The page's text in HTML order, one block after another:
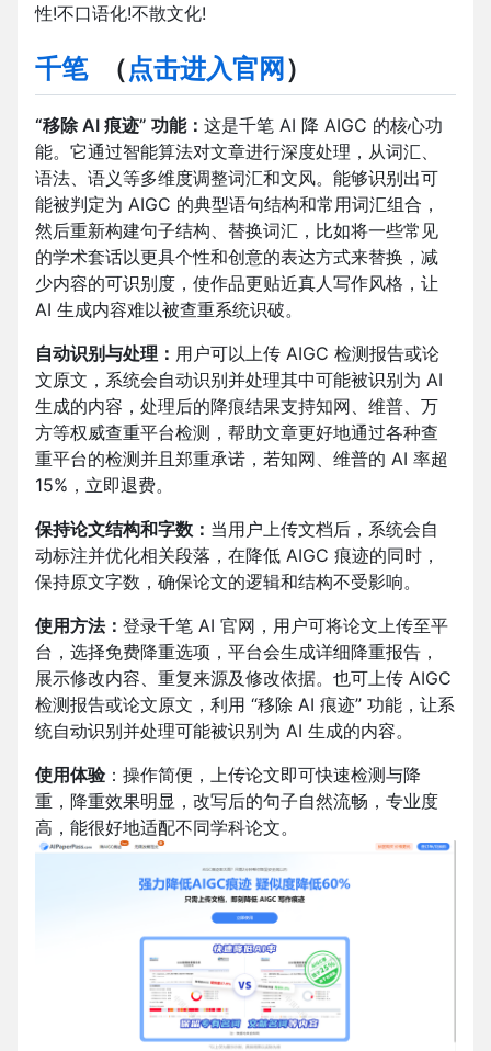
性!不口语化!不散文化!
千笔（点击进入官网 ）
“移除 AI 痕迹” 功能： 这是千笔 AI 降 AIGC 的核心功
能。它通过智能算法对文章进行深度处理，从词汇、
语法、语义等多维度调整词汇和文风。能够识别出可
能被判定为 AIGC 的典型语句结构和常用词汇组合，
然后重新构建句子结构、替换词汇，比如将一些常见
的学术套话以更具个性和创意的表达方式来替换，减
少内容的可识别度，使作品更贴近真人写作风格，让
AI 生成内容难以被查重系统识破。
自动识别与处理： 用户可以上传 AIGC 检测报告或论
文原文，系统会自动识别并处理其中可能被识别为 AI
生成的内容，处理后的降痕结果支持知网、维普、万
方等权威查重平台检测，帮助文章更好地通过各种查
重平台的检测并且郑重承诺，若知网、维普的 AI 率超
15%，立即退费。
保持论文结构和字数： 当用户上传文档后，系统会自
动标注并优化相关段落，在降低 AIGC 痕迹的同时，
保持原文字数，确保论文的逻辑和结构不受影响。
使用方法： 登录千笔 AI 官网， 用户可将论文上传至平
台，选择免费降重选项，平台会生成详细降重报告，
展示修改内容、重复来源及修改依据。也可上传 AIGC
检测报告或论文原文，利用 “移除 AI 痕迹” 功能，让系
统自动识别并处理可能被识别为 AI 生成的内容。
使用体验：操作简便，上传论文即可快速检测与降
重，降重效果明显，改写后的句子自然流畅，专业度
高，能很好地适配不同学科论文。